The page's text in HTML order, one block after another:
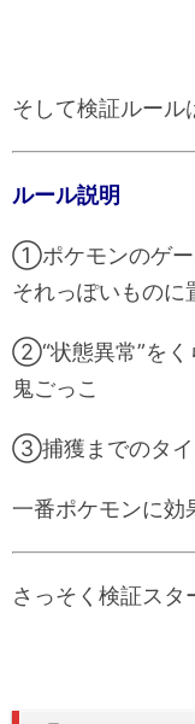
そして検証ルール
ルール説明
①ポケモンのゲー
それっぽいものに
②“状態異常”をく
鬼ごっこ
③捕獲までのタイ
一番ポケモンに効
さっそく検証スタ